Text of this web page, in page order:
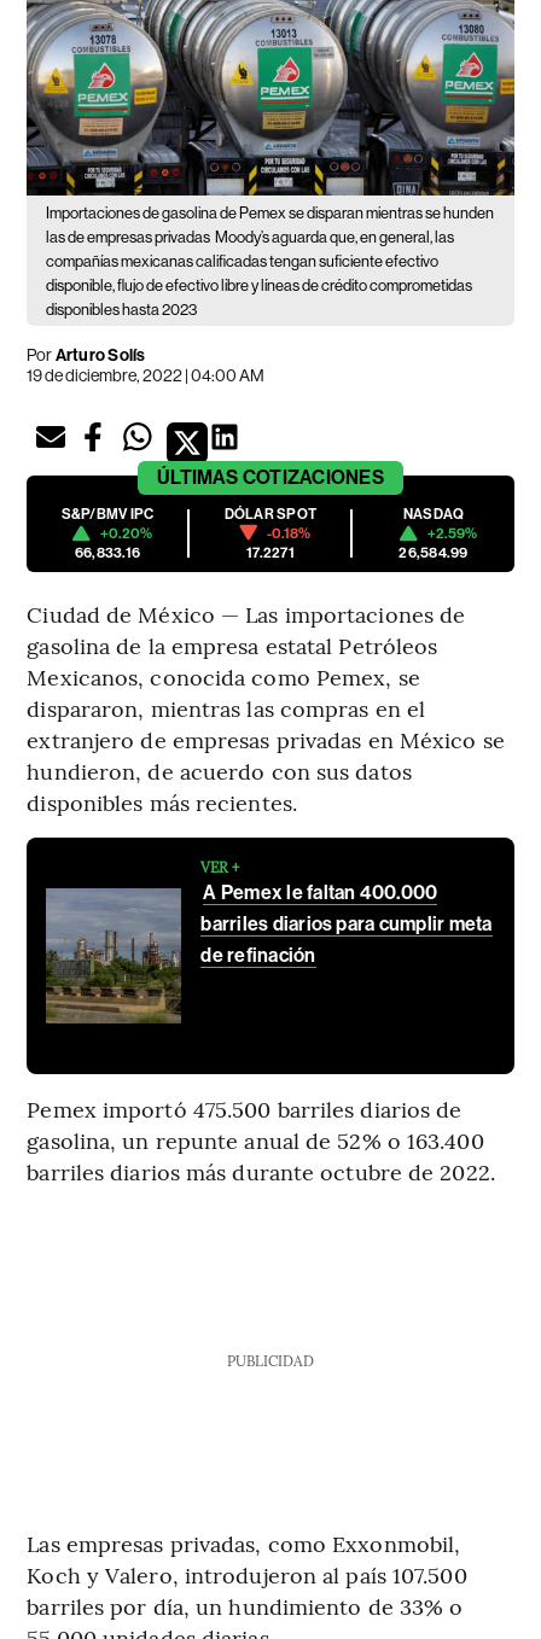
Importaciones de gasolina de Pemex se disparan mientras se hunden
las de empresas privadas Moody’s aguarda que, en general, las
compañías mexicanas calificadas tengan suficiente efectivo
disponible, flujo de efectivo libre y líneas de crédito comprometidas
disponibles hasta 2023
PorArturo Solís
19 de diciembre, 2022 | 04:00 AM
ÚLTIMAS COTIZACIONES
S&P/BMV IPC
+0.20%
66,833.16
DÓLAR SPOT
-0.18%
17.2271
NASDAQ
+2.59%
26,584.99
Ciudad de México — Las importaciones de
gasolina de la empresa estatal Petróleos
Mexicanos, conocida como Pemex, se
dispararon, mientras las compras en el
extranjero de empresas privadas en México se
hundieron, de acuerdo con sus datos
disponibles más recientes.
VER +
A Pemex le faltan 400.000
barriles diarios para cumplir meta
de refinación
Pemex importó 475.500 barriles diarios de
gasolina, un repunte anual de 52% o 163.400
barriles diarios más durante octubre de 2022.
PUBLICIDAD
Las empresas privadas, como Exxonmobil,
Koch y Valero, introdujeron al país 107.500
barriles por día, un hundimiento de 33% o